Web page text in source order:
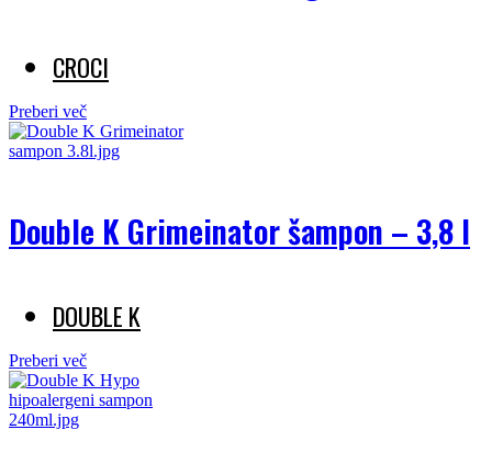
CROCI
Preberi več
Double K Grimeinator šampon – 3,8 l
DOUBLE K
Preberi več